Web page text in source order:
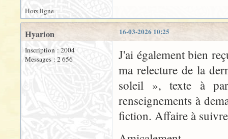
Hors ligne
16-03-2026 10:25
Hyarion
Inscription : 2004
Messages : 2 656
J'ai également bien
ma relecture de la
soleil », texte à
renseignements à
fiction. Affaire à